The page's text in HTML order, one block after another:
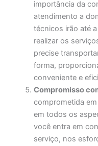
importância da
atendimento a
técnicos irão até
realizar os
precise
forma,
conveniente e
Compromisso
comprometida
em todos os
você entra em
serviço, nos